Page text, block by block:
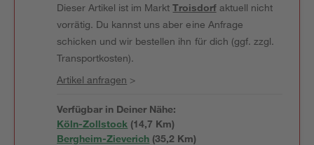
Dieser Artikel ist im MarktTroisdorfaktuell nicht
vorrätig. Du kannst uns aber eine Anfrage
schicken und wir bestellen ihn für dich (ggf. zzgl.
Transportkosten).
Artikel anfragen >
Verfügbar in Deiner Nähe:
Köln-Zollstock (14,7 Km)
Bergheim-Zieverich (35,2 Km)